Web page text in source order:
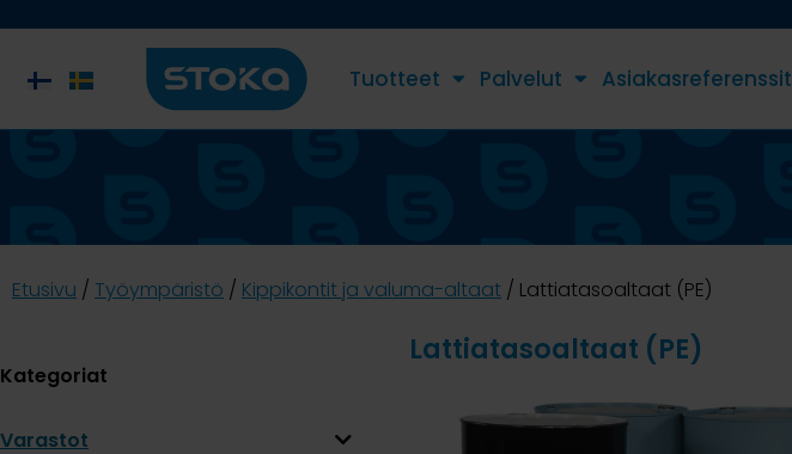
Tuotteet Palvelut Asiakasreferenssit
Etusivu / Työympäristö / Kippikontit ja valuma-altaat / Lattiatasoaltaat (PE)
Kategoriat
Varastot
Lattiatasoaltaat (PE)